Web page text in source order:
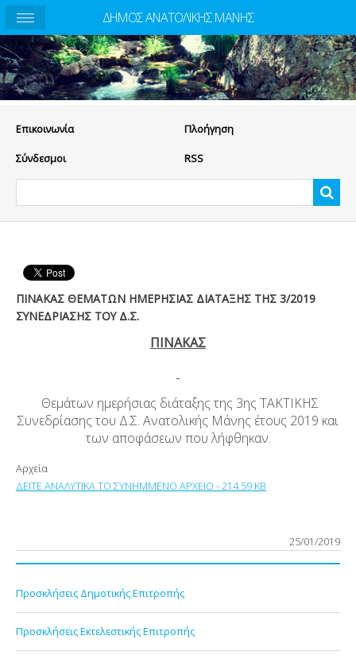
Eπικοινωνία Πλοήγηση
Σύνδεσμοι RSS
ΠΙΝΑΚΑΣ ΘΕΜΑΤΩΝ ΗΜΕΡΗΣΙΑΣ ΔΙΑΤΑΞΗΣ ΤΗΣ 3/2019
ΣΥΝΕΔΡΙΑΣΗΣ ΤΟΥ Δ.Σ.
ΠΙΝΑΚΑΣ
Θεμάτων ημερήσιας διάταξης της 3ης ΤΑΚΤΙΚΗΣ
Συνεδρίασης του Δ.Σ. Ανατολικής Μάνης έτους 2019 και
των αποφάσεων που λήφθηκαν.
Αρχεία
ΔΕΙΤΕ ΑΝΑΛΥΤΙΚΑ ΤΟ ΣΥΝΗΜΜΕΝΟ ΑΡΧΕΙΟ - 214.59 KB
25/01/2019
Προσκλήσεις Δημοτικής Επιτροπής
Προσκλήσεις Εκτελεστικής Επιτροπής
ΔΗΜΟΣ ΑΝΑΤΟΛΙΚΗΣ ΜΑΝΗΣ